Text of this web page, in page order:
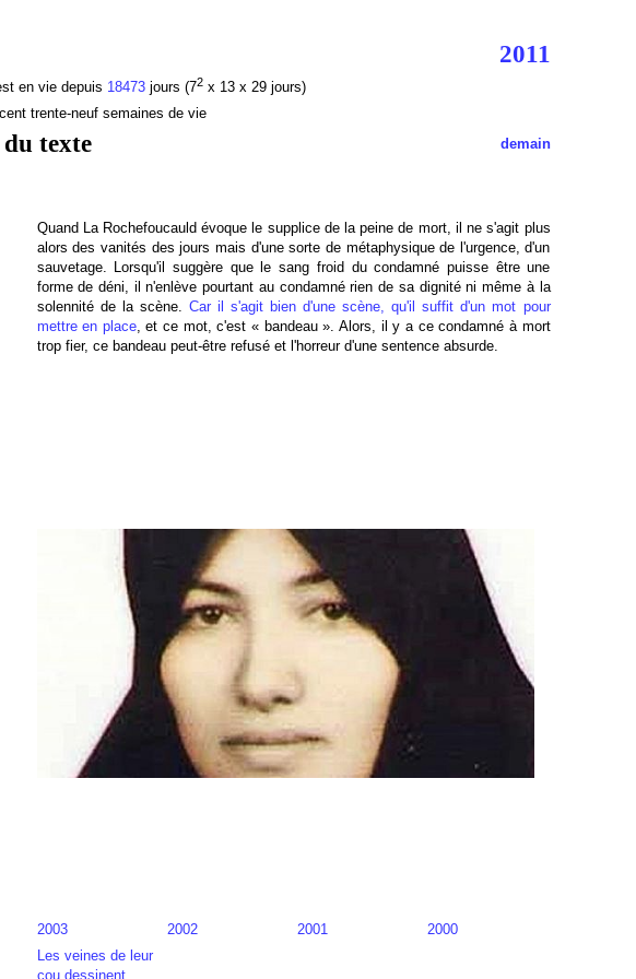
2011
en vie depuis 18473jours (72x 13 x 29 jours)
trente-neuf semaines de vie
texte demain
Quand La Rochefoucauld évoque le supplice de la peine de mort, il ne s'agit plus
alors des vanités des jours mais d'une sorte de métaphysique de l'urgence, d'un
sauvetage. Lorsqu'il suggère que le sang froid du condamné puisse être une
forme de déni, il n'enlève pourtant au condamné rien de sa dignité ni même à la
solennité de la scène. Car il s'agit bien d'une scène, qu'il suffit d'un mot pour
mettre en place, et ce mot, c'est « bandeau ». Alors, il y a ce condamné à mort
trop fier, ce bandeau peut-être refusé et l'horreur d'une sentence absurde.
2003 2002 2001
2000
Les veines de leur
cou dessinent